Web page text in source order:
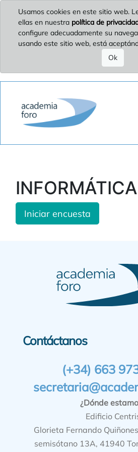
Usamos cookies en este sitio web.
ellas en nuestra política de
configure adecuadamente su
usando este sitio web, está
Ok
Iniciar encuesta
Contáctanos
(+34) 663
¿Dónde
Edificio
Glorieta Fernando
semisótano 13A, 41940